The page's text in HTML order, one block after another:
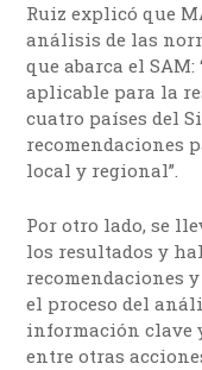
Ruiz explicó que
análisis de las
que abarca el
aplicable para la
cuatro países del
recomendaciones
local y regional”.
Por otro lado, se
los resultados y
recomendaciones
el proceso del
información clave
entre otras